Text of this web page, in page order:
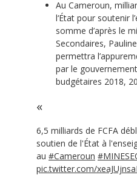
Au Cameroun,
l‘État pour soutenir
somme d’après le
Secondaires,
permettra
par le
budgétaires 2018,
6,5 milliards de FCFA
soutien de l'État à
au #Cameroun
pic.twitter.com/